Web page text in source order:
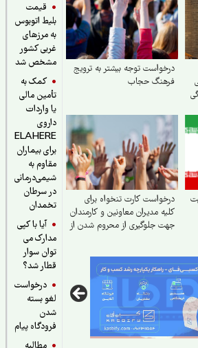
قیمت
بلیط اتوبوس
به مرزهای
غربی کشور
مشخص شد
کمک به
تأمین مالی
یا واردات
داروی
ELAHERE
برای بیماران
مقاوم به
شیمی‌درمانی
در سرطان
تخمدان
آیا با کپی
مدارک می
توان سوار
قطار شد؟
درخواست
لغو بسته
فرودگاه پیام
درخواست توجه بیشتر به ترویج
فرهنگ حجاب
درخواست کارت تنخواه برای
کلیه مدیران معاونین و کارمندان
جهت جلوگیری از محروم شدن از